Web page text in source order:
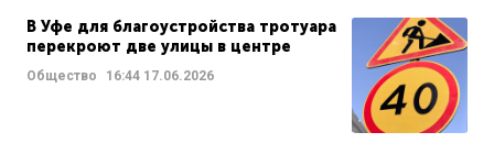
В Уфе для благоустройства тротуара
перекроют две улицы в центре
Общество 16:44 17.06.2026